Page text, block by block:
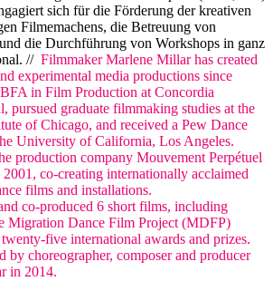
sich für die Förderung der kreativen
Filmemachens, die Betreuung von
die Durchführung von Workshops in ganz
// Filmmaker Marlene Millar has created
experimental media productions since
in Film Production at Concordia
pursued graduate filmmaking studies at the
of Chicago, and received a Pew Dance
University of California, Los Angeles.
production company Mouvement Perpétuel
co-creating internationally acclaimed
films and installations.
co-produced 6 short films, including
Dance Film Project (MDFP)
five international awards and prizes.
by choreographer, composer and producer
in 2014.